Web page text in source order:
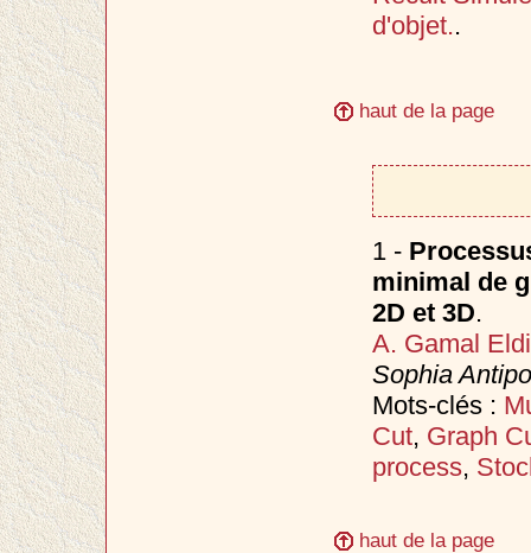
d'objet..
haut de la page
1 -
minimal de
2D et 3D.
A. Gamal
Sophia
Mots-clés :
Cut, Graph
process,
haut de la page